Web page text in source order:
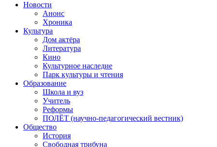
Новости
Анонс
Хроника
Культура
Дом актёра
Литература
Кино
Культурное наследие
Парк культуры и чтения
Образование
Школа и вуз
Учитель
Реформы
ПОЛЁТ (научно-педагогический вестник)
Общество
История
Свободная трибуна